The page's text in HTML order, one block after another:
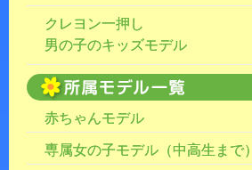
クレヨン一押し
男の子のキッズモデル
赤ちゃんモデル
専属女の子モデル（中高生まで）